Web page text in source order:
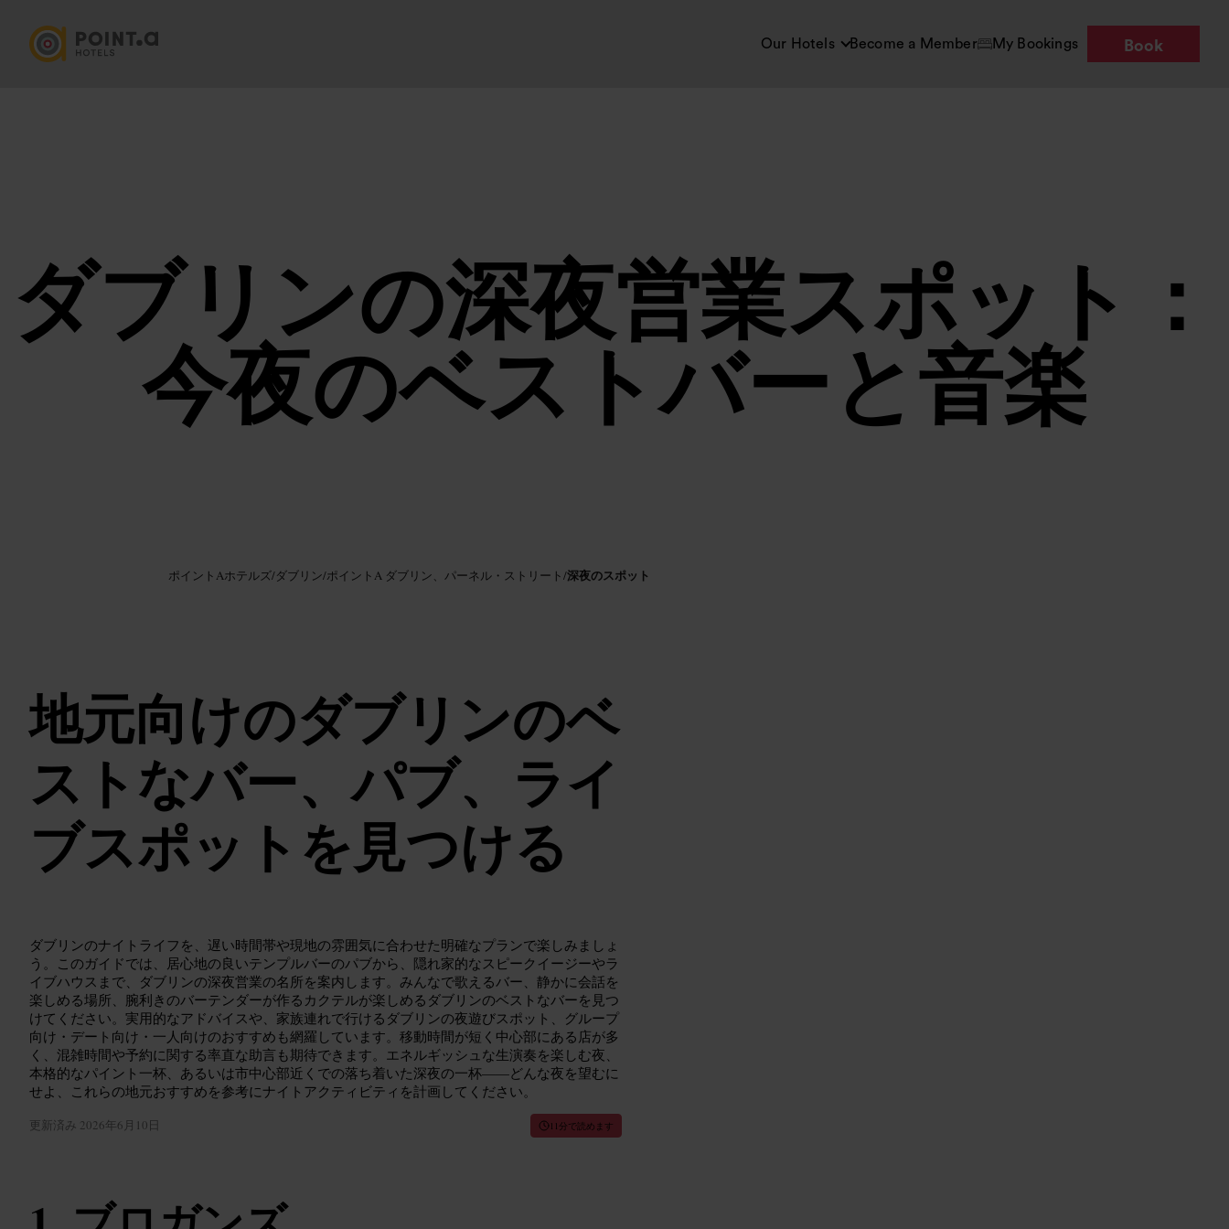
Our Hotels Become a Member My Bookings Book
ダブリンの深夜営業スポット：
今夜のベストバーと音楽
ポイントAホテルズ/ダブリン/ポイントA ダブリン、パーネル・ストリート/深夜のスポット
地元向けのダブリンのベ
ストなバー、パブ、ライ
ブスポットを見つける
ダブリンのナイトライフを、遅い時間帯や現地の雰囲気に合わせた明確なプランで楽しみましょ
う。このガイドでは、居心地の良いテンプルバーのパブから、隠れ家的なスピークイージーやラ
イブハウスまで、ダブリンの深夜営業の名所を案内します。みんなで歌えるバー、静かに会話を
楽しめる場所、腕利きのバーテンダーが作るカクテルが楽しめるダブリンのベストなバーを見つ
けてください。実用的なアドバイスや、家族連れで行けるダブリンの夜遊びスポット、グループ
向け・デート向け・一人向けのおすすめも網羅しています。移動時間が短く中心部にある店が多
く、混雑時間や予約に関する率直な助言も期待できます。エネルギッシュな生演奏を楽しむ夜、
本格的なパイント一杯、あるいは市中心部近くでの落ち着いた深夜の一杯——どんな夜を望むに
せよ、これらの地元おすすめを参考にナイトアクティビティを計画してください。
更新済み 2026年6月10日 11分で読めます